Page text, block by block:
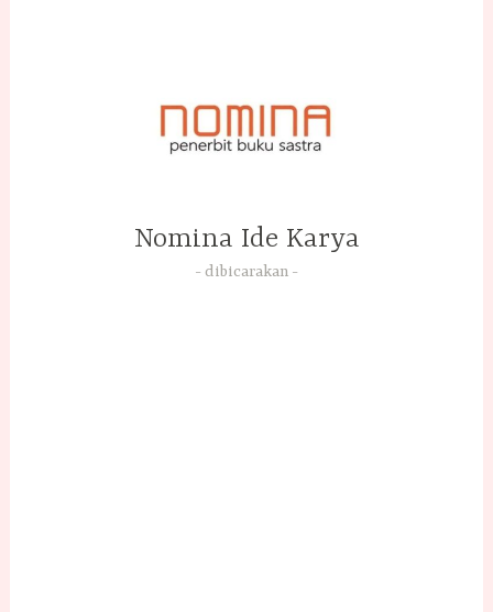
Nomina Ide Karya
dibicarakan